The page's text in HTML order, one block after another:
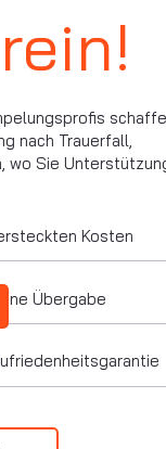
nach Trauerfall,
wo Sie
Kosten
Übergabe